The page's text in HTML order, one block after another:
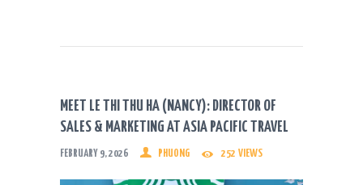
MEET LE THI THU HA (NANCY): DIRECTOR OF
SALES & MARKETING AT ASIA PACIFIC TRAVEL
FEBRUARY 9, 2026 PHUONG 252 VIEWS